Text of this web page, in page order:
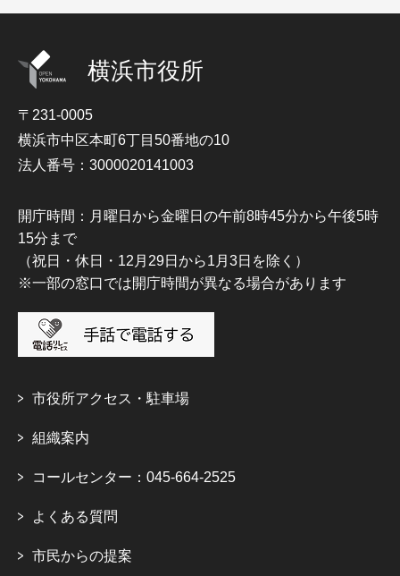
横浜市役所
〒231-0005
横浜市中区本町6丁目50番地の10
法人番号：3000020141003
開庁時間：月曜日から金曜日の午前8時45分から午後5時
15分まで
（祝日・休日・12月29日から1月3日を除く）
※一部の窓口では開庁時間が異なる場合があります
市役所アクセス・駐車場
組織案内
コールセンター：045-664-2525
よくある質問
市民からの提案